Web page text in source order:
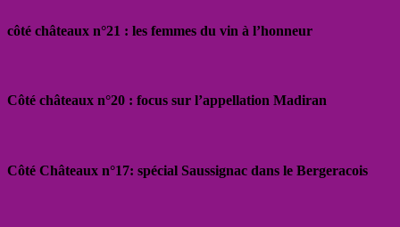
côté châteaux n°21 : les femmes du vin à l’honneur
Côté châteaux n°20 : focus sur l’appellation Madiran
Côté Châteaux n°17: spécial Saussignac dans le Bergeracois